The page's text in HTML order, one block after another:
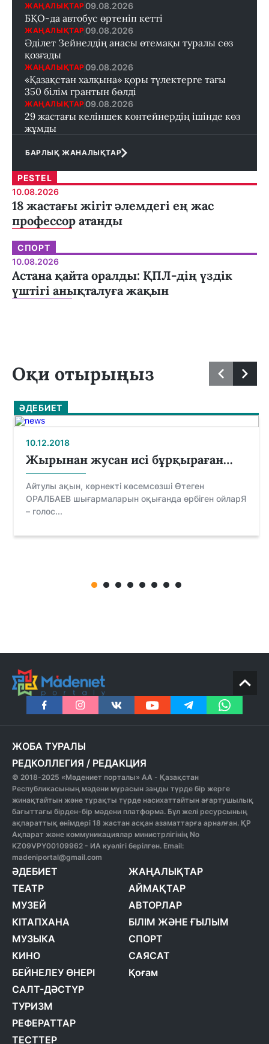
ЖАҢАЛЫҚТАР 09.08.2026
БҚО-да автобус өртеніп кетті
ЖАҢАЛЫҚТАР 09.08.2026
Әділет Зейнелдің анасы өтемақы туралы сөз
қозғады
ЖАҢАЛЫҚТАР 09.08.2026
«Қазақстан халқына» қоры түлектерге тағы
350 білім грантын бөлді
ЖАҢАЛЫҚТАР 09.08.2026
29 жастағы келіншек контейнердің ішінде көз
жұмды
БАРЛЫҚ ЖАНАЛЫҚТАР
PESTEL
10.08.2026
18 жастағы жігіт әлемдегі ең жас
профессор атанды
СПОРТ
10.08.2026
Астана қайта оралды: ҚПЛ-дің үздік
үштігі анықталуға жақын
Оқи отырыңыз
ӘДЕБИЕТ
10.12.2018
Жырынан жусан исі бұрқыраған…
Айтулы ақын, көрнекті көсемсөзші Өтеген
ОРАЛБАЕВ шығармаларын оқығанда өрбіген ойларЯ
– голос...
ЖОБА ТУРАЛЫ
РЕДКОЛЛЕГИЯ / РЕДАКЦИЯ
© 2018-2025 «Мәдениет порталы» АА - Қазақстан
Республикасының мәдени мұрасын заңды түрде бір жерге
жинақтайтын және тұрақты түрде насихаттайтын ағартушылық
бағыттағы бірден-бір мәдени платформа. Бұл желі ресурсының
ақпараттық өнімдері 18 жастан асқан азаматтарға арналған. ҚР
Ақпарат және коммуникациялар министрлігінің No
KZ09VPY00109962 - ИА куәлігі берілген. Email:
madeniportal@gmail.com
ӘДЕБИЕТ
ТЕАТР
МУЗЕЙ
КІТАПХАНА
МУЗЫКА
КИНО
БЕЙНЕЛЕУ ӨНЕРІ
САЛТ-ДӘСТҮР
ТУРИЗМ
РЕФЕРАТТАР
ТЕСТТЕР
ЖАҢАЛЫҚТАР
АЙМАҚТАР
АВТОРЛАР
БІЛІМ ЖӘНЕ ҒЫЛЫМ
СПОРТ
САЯСАТ
Қоғам